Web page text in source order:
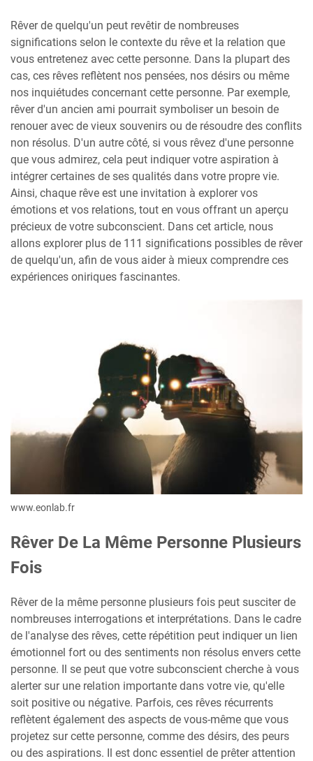
Rêver de quelqu'un peut revêtir de nombreuses
significations selon le contexte du rêve et la relation que
vous entretenez avec cette personne. Dans la plupart des
cas, ces rêves reflètent nos pensées, nos désirs ou même
nos inquiétudes concernant cette personne. Par exemple,
rêver d'un ancien ami pourrait symboliser un besoin de
renouer avec de vieux souvenirs ou de résoudre des conflits
non résolus. D'un autre côté, si vous rêvez d'une personne
que vous admirez, cela peut indiquer votre aspiration à
intégrer certaines de ses qualités dans votre propre vie.
Ainsi, chaque rêve est une invitation à explorer vos
émotions et vos relations, tout en vous offrant un aperçu
précieux de votre subconscient. Dans cet article, nous
allons explorer plus de 111 significations possibles de rêver
de quelqu'un, afin de vous aider à mieux comprendre ces
expériences oniriques fascinantes.
www.eonlab.fr
Rêver De La Même Personne Plusieurs
Fois
Rêver de la même personne plusieurs fois peut susciter de
nombreuses interrogations et interprétations. Dans le cadre
de l'analyse des rêves, cette répétition peut indiquer un lien
émotionnel fort ou des sentiments non résolus envers cette
personne. Il se peut que votre subconscient cherche à vous
alerter sur une relation importante dans votre vie, qu'elle
soit positive ou négative. Parfois, ces rêves récurrents
reflètent également des aspects de vous-même que vous
projetez sur cette personne, comme des désirs, des peurs
ou des aspirations. Il est donc essentiel de prêter attention